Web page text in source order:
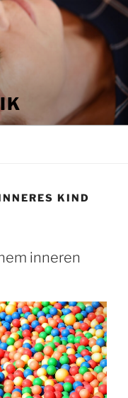
KIND
inneren